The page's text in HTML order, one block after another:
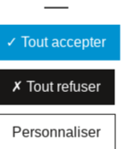
pour ce combattant
Tout accepter
Tout refuser
Personnaliser